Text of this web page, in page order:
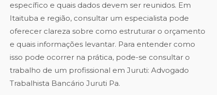
específico e quais dados devem ser reunidos. Em
Itaituba e região, consultar um especialista pode
oferecer clareza sobre como estruturar o orçamento
e quais informações levantar. Para entender como
isso pode ocorrer na prática, pode-se consultar o
trabalho de um profissional em Juruti: Advogado
Trabalhista Bancário Juruti Pa.